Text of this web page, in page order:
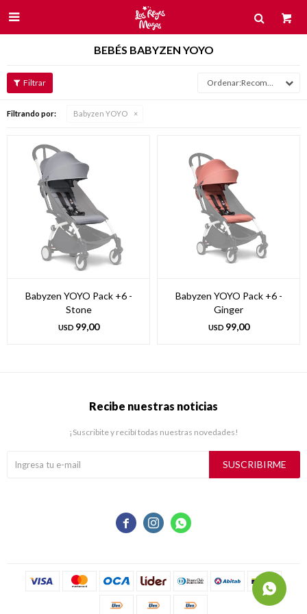

BEBÉS BABYZEN YOYO
Recomendados
Filtrando por: Babyzen YOYO
Babyzen YOYO Pack +6 -
Stone
USD 99,00
Babyzen YOYO Pack +6 -
Ginger
USD 99,00
  
Recibe nuestras noticias
¡Suscribite y recibí todas nuestras novedades!
SUSCRIBIRME